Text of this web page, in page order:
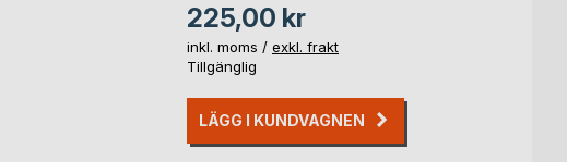
225,00 kr
inkl. moms / exkl. frakt
Tillgänglig
LÄGG I KUNDVAGNEN